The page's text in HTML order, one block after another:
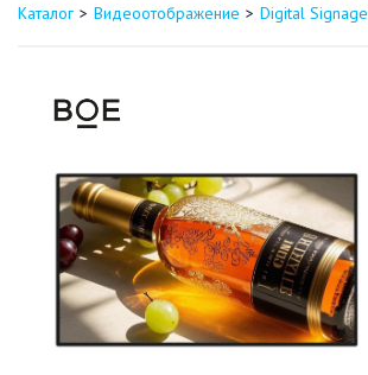
Каталог Видеоотображение Digital Signage